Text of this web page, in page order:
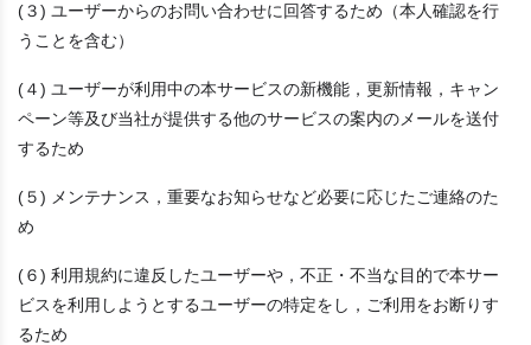
(３) ユーザーからのお問い合わせに回答するため（本人確認を行
うことを含む）
(４) ユーザーが利用中の本サービスの新機能，更新情報，キャン
ペーン等及び当社が提供する他のサービスの案内のメールを送付
するため
(５) メンテナンス，重要なお知らせなど必要に応じたご連絡のた
め
(６) 利用規約に違反したユーザーや，不正・不当な目的で本サー
ビスを利用しようとするユーザーの特定をし，ご利用をお断りす
るため